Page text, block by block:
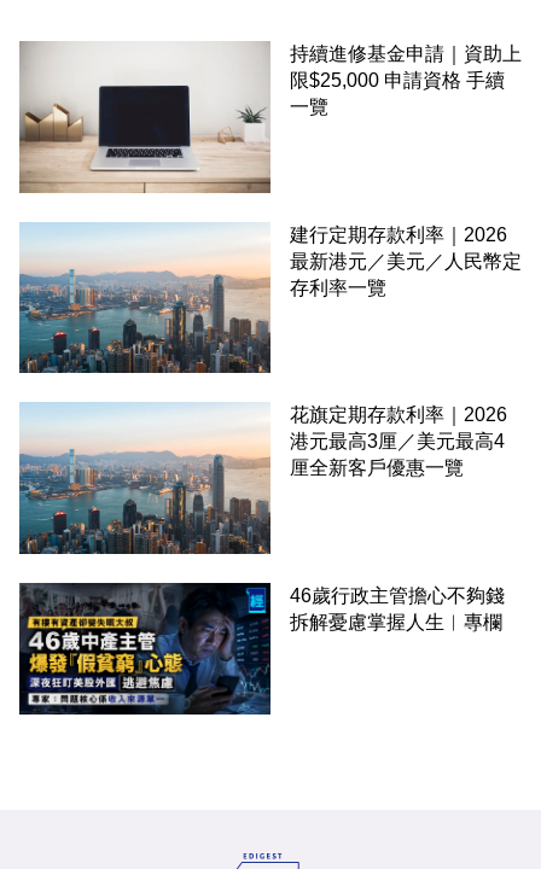
持續進修基金申請｜資助上
限$25,000 申請資格 手續
一覽
建行定期存款利率｜2026
最新港元／美元／人民幣定
存利率一覽
花旗定期存款利率｜2026
港元最高3厘／美元最高4
厘全新客戶優惠一覽
46歲行政主管擔心不夠錢
拆解憂慮掌握人生︳專欄